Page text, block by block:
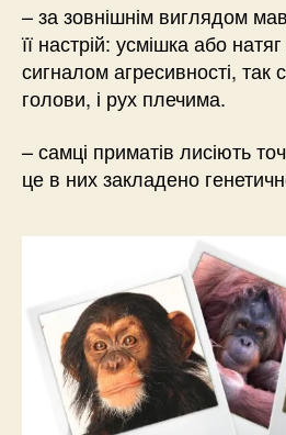
– за зовнішнім виглядом
її настрій: усмішка або
сигналом агресивності, так
голови, і рух плечима.
– самці приматів лисіють
це в них закладено